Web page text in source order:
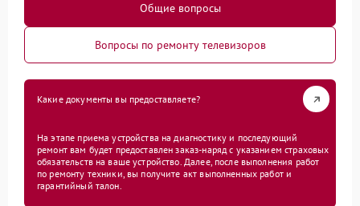
Общие вопросы
Вопросы по ремонту телевизоров
Какие документы вы предоставляете?
На этапе приема устройства на диагностику и последующий
ремонт вам будет предоставлен заказ-наряд с указанием страховых
обязательств на ваше устройство. Далее, после выполнения работ
по ремонту техники, вы получите акт выполненных работ и
гарантийный талон.